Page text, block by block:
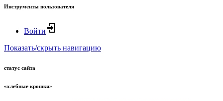
Инструменты пользователя
Войти
Показать/скрыть навигацию
статус сайта
«хлебные крошки»